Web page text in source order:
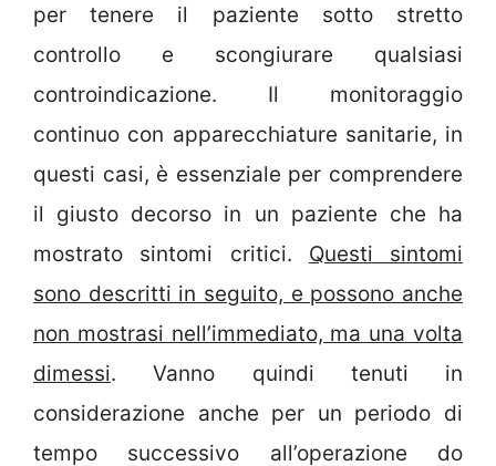
per tenere il paziente sotto stretto
controllo e scongiurare qualsiasi
controindicazione. Il monitoraggio
continuo con apparecchiature sanitarie, in
questi casi, è essenziale per comprendere
il giusto decorso in un paziente che ha
mostrato sintomi critici. Questi sintomi
sono descritti in seguito, e possono anche
non mostrasi nell’immediato, ma una volta
dimessi. Vanno quindi tenuti in
considerazione anche per un periodo di
tempo successivo all’operazione do